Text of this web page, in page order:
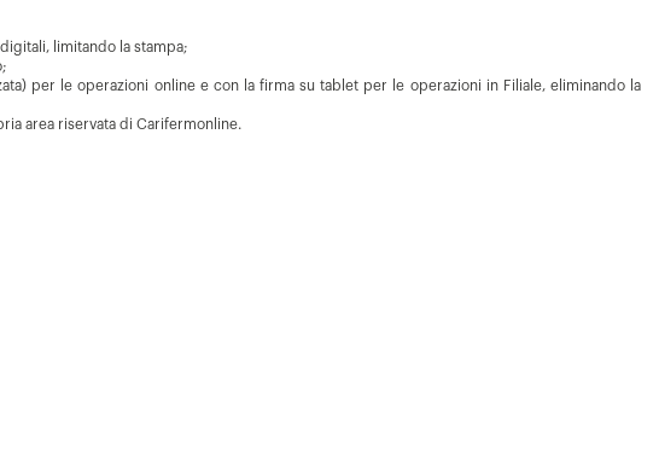
limitando la stampa;
per le operazioni online e con la firma su tablet per le operazioni in Filiale, eliminando la
area riservata di Carifermonline.